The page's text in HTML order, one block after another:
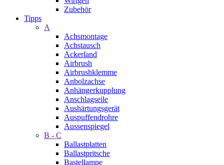
Zubehör
Tipps
A
Achsmontage
Achstausch
Ackerland
Airbrush
Airbrushklemme
Anbolzachse
Anhängerkupplung
Anschlagseile
Aushärtungsgerät
Auspuffendrohre
Aussenspiegel
B - C
Ballastplatten
Ballastpritsche
Bastellampe